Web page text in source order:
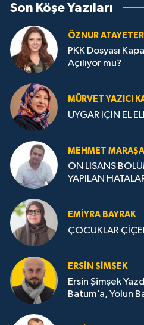
Son Köşe Yazıları
ÖZNUR ATAYETER
PKK Dosyası
Açılıyor mu?
MÜRVET YAZICI
UYGAR İÇİN EL
MEHMET
ÖN LİSANS
YAPILAN
EMIYRA BAYRAK
ÇOCUKLAR
ERSIN ŞIMŞEK
Ersin Şimşek
Batum’a, Yolun